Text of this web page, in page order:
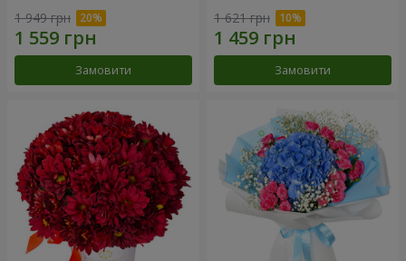
1 949 грн
Замовити
1 621 грн
Замовити